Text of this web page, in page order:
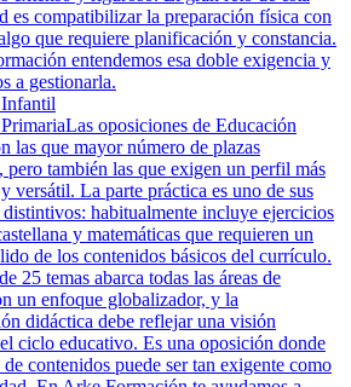
es compatibilizar la preparación física con
que requiere planificación y constancia.
entendemos esa doble exigencia y
a gestionarla.
Las oposiciones de Educación
las que mayor número de plazas
pero también las que exigen un perfil más
versátil. La parte práctica es uno de sus
distintivos: habitualmente incluye ejercicios
y matemáticas que requieren un
de los contenidos básicos del currículo.
25 temas abarca todas las áreas de
un enfoque globalizador, y la
didáctica debe reflejar una visión
ciclo educativo. Es una oposición donde
contenidos puede ser tan exigente como